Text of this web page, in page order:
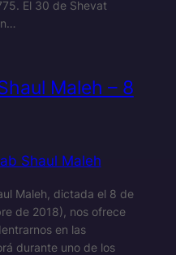
El 30 de Shevat
Maleh – 8
Shaul Maleh
Maleh, dictada el 8 de
de 2018), nos ofrece
en las
durante uno de los